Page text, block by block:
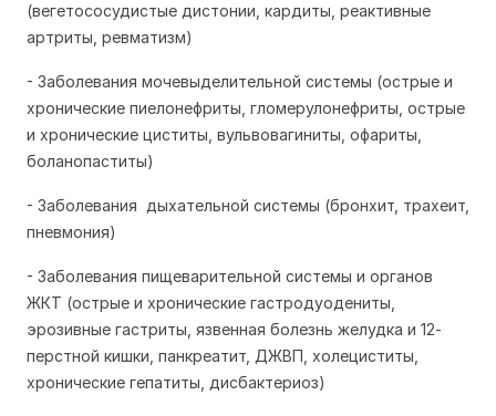
(вегетососудистые дистонии, кардиты, реактивные
артриты, ревматизм)
- Заболевания мочевыделительной системы (острые и
хронические пиелонефриты, гломерулонефриты, острые
и хронические циститы, вульвовагиниты, офариты,
боланопаститы)
- Заболевания дыхательной системы (бронхит, трахеит,
пневмония)
- Заболевания пищеварительной системы и органов
ЖКТ (острые и хронические гастродуодениты,
эрозивные гастриты, язвенная болезнь желудка и 12-
перстной кишки, панкреатит, ДЖВП, холециститы,
хронические гепатиты, дисбактериоз)